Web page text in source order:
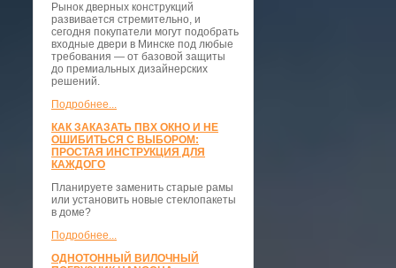
Рынок дверных конструкций
развивается стремительно, и
сегодня покупатели могут подобрать
входные двери в Минске под любые
требования — от базовой защиты
до премиальных дизайнерских
решений.
Подробнее...
КАК ЗАКАЗАТЬ ПВХ ОКНО И НЕ
ОШИБИТЬСЯ С ВЫБОРОМ:
ПРОСТАЯ ИНСТРУКЦИЯ ДЛЯ
КАЖДОГО
Планируете заменить старые рамы
или установить новые стеклопакеты
в доме?
Подробнее...
ОДНОТОННЫЙ ВИЛОЧНЫЙ